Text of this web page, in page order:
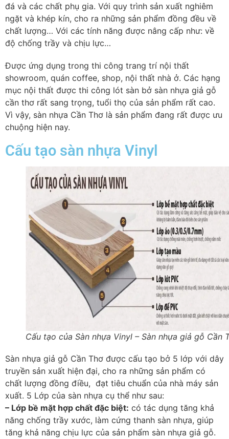
đá và các chất phụ gia. Với quy trình sản xuất nghiêm
ngặt và khép kín, cho ra những sản phẩm đồng đều về
chất lượng… Với các tính năng được nâng cấp như: về
độ chống trầy và chịu lực…
Được ứng dụng trong thi công trang trí nội thất
showroom, quán coffee, shop, nội thất nhà ở. Các hạng
mục nội thất được thi công lót sàn bở sàn nhựa giả gỗ
cần thơ rất sang trọng, tuổi thọ của sản phẩm rất cao.
Vì vậy, sàn nhựa Cần Thơ là sản phẩm đang rất được ưu
chuộng hiện nay.
Cấu tạo sàn nhựa Vinyl
Cấu tạo của Sàn nhựa Vinyl – Sàn nhựa giả gỗ Cần
Sàn nhựa giả gỗ Cần Thơ được cấu tạo bở 5 lớp với dây
truyền sản xuất hiện đại, cho ra những sản phẩm có
chất lượng đồng điều, đạt tiêu chuẩn của nhà máy sản
xuất. 5 Lớp của sàn nhựa cụ thể như sau:
– Lớp bề mặt hợp chất đặc biệt: có tác dụng tăng khả
năng chống trầy xước, làm cứng thanh sàn nhựa, giúp
tăng khả năng chịu lực của sản phẩm sàn nhựa giả gỗ.